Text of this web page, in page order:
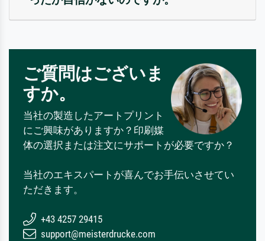
ご質問はございま
すか。
当社の製造したアートプリント
にご興味がありますか？印刷媒
体の選択または注文にサポートが必要ですか？
当社のエキスパートが喜んでお手伝いさせてい
ただきます。
+43 4257 29415
support@meisterdrucke.com